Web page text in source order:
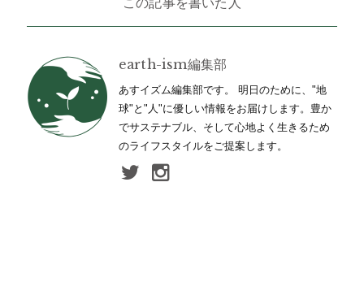
earth-ism編集部
あすイズム編集部です。 明日のために、"地
球"と"人"に優しい情報をお届けします。豊か
でサステナブル、そして心地よく生きるため
のライフスタイルをご提案します。